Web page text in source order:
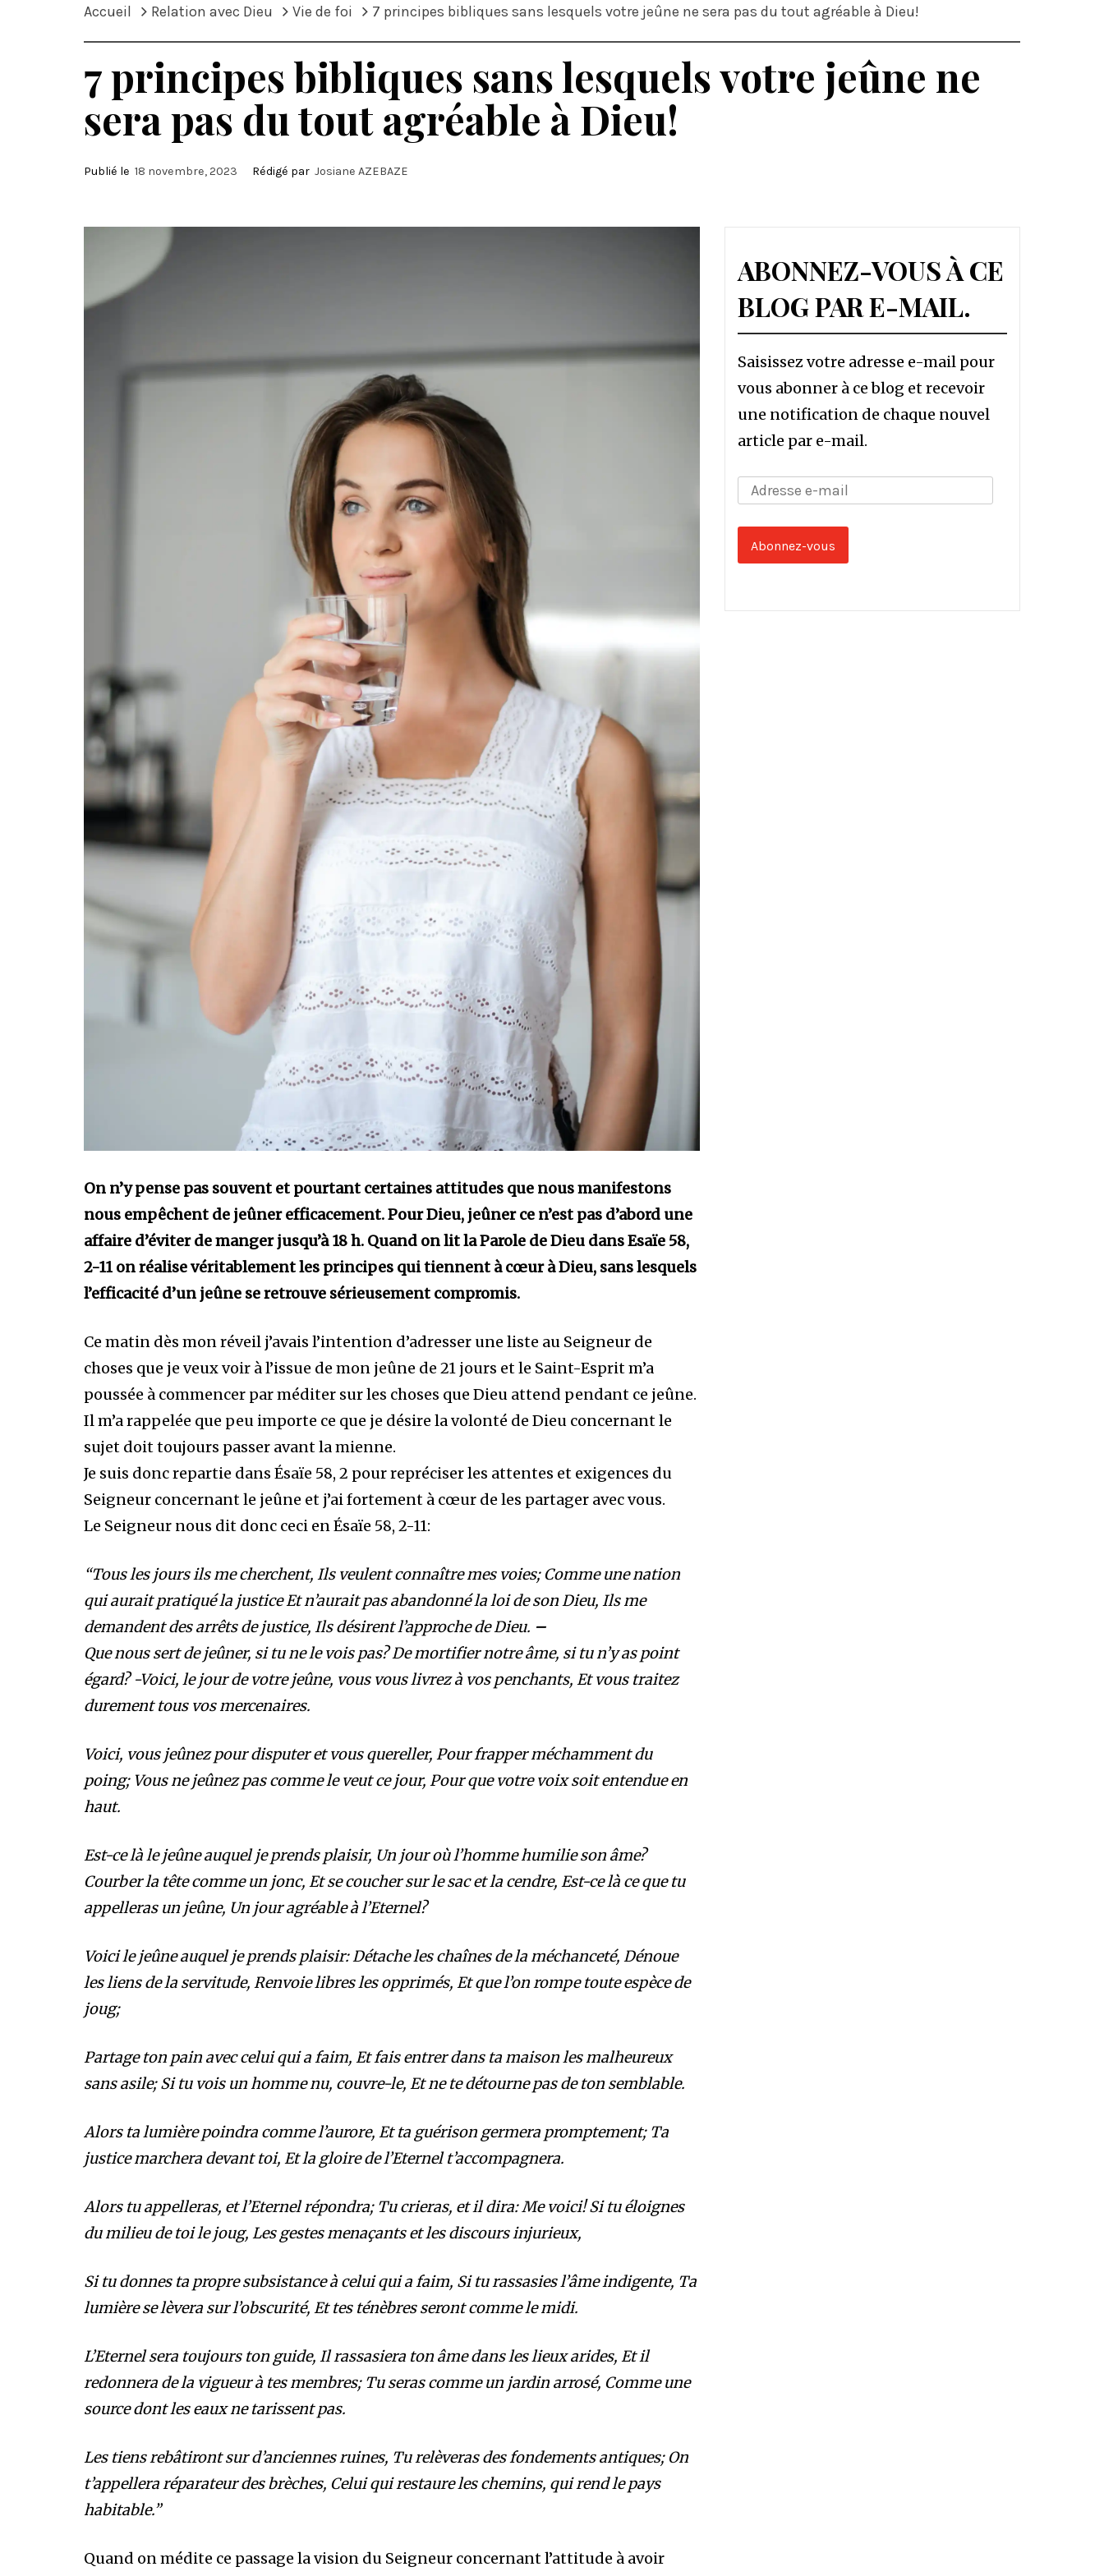
Accueil Relation avec Dieu Vie de foi 7 principes bibliques sans lesquels votre jeûne ne sera pas du tout agréable à Dieu!
7 principes bibliques sans lesquels votre jeûne ne
sera pas du tout agréable à Dieu!
Publié le 18 novembre, 2023 Rédigé par Josiane AZEBAZE
On n’y pense pas souvent et pourtant certaines attitudes que nous manifestons
nous empêchent de jeûner efficacement. Pour Dieu, jeûner ce n’est pas d’abord une
affaire d’éviter de manger jusqu’à 18 h. Quand on lit la Parole de Dieu dans Esaïe 58,
2-11 on réalise véritablement les principes qui tiennent à cœur à Dieu, sans lesquels
l’efficacité d’un jeûne se retrouve sérieusement compromis.
Ce matin dès mon réveil j’avais l’intention d’adresser une liste au Seigneur de
choses que je veux voir à l’issue de mon jeûne de 21 jours et le Saint-Esprit m’a
poussée à commencer par méditer sur les choses que Dieu attend pendant ce jeûne.
Il m’a rappelée que peu importe ce que je désire la volonté de Dieu concernant le
sujet doit toujours passer avant la mienne.
Je suis donc repartie dans Ésaïe 58, 2 pour repréciser les attentes et exigences du
Seigneur concernant le jeûne et j’ai fortement à cœur de les partager avec vous.
Le Seigneur nous dit donc ceci en Ésaïe 58, 2-11:
“Tous les jours ils me cherchent, Ils veulent connaître mes voies; Comme une nation
qui aurait pratiqué la justice Et n’aurait pas abandonné la loi de son Dieu, Ils me
demandent des arrêts de justice, Ils désirent l’approche de Dieu. –
Que nous sert de jeûner, si tu ne le vois pas? De mortifier notre âme, si tu n’y as point
égard? -Voici, le jour de votre jeûne, vous vous livrez à vos penchants, Et vous traitez
durement tous vos mercenaires.
Voici, vous jeûnez pour disputer et vous quereller, Pour frapper méchamment du
poing; Vous ne jeûnez pas comme le veut ce jour, Pour que votre voix soit entendue en
haut.
Est-ce là le jeûne auquel je prends plaisir, Un jour où l’homme humilie son âme?
Courber la tête comme un jonc, Et se coucher sur le sac et la cendre, Est-ce là ce que tu
appelleras un jeûne, Un jour agréable à l’Eternel?
Voici le jeûne auquel je prends plaisir: Détache les chaînes de la méchanceté, Dénoue
les liens de la servitude, Renvoie libres les opprimés, Et que l’on rompe toute espèce de
joug;
Partage ton pain avec celui qui a faim, Et fais entrer dans ta maison les malheureux
sans asile; Si tu vois un homme nu, couvre-le, Et ne te détourne pas de ton semblable.
Alors ta lumière poindra comme l’aurore, Et ta guérison germera promptement; Ta
justice marchera devant toi, Et la gloire de l’Eternel t’accompagnera.
Alors tu appelleras, et l’Eternel répondra; Tu crieras, et il dira: Me voici! Si tu éloignes
du milieu de toi le joug, Les gestes menaçants et les discours injurieux,
Si tu donnes ta propre subsistance à celui qui a faim, Si tu rassasies l’âme indigente, Ta
lumière se lèvera sur l’obscurité, Et tes ténèbres seront comme le midi.
L’Eternel sera toujours ton guide, Il rassasiera ton âme dans les lieux arides, Et il
redonnera de la vigueur à tes membres; Tu seras comme un jardin arrosé, Comme une
source dont les eaux ne tarissent pas.
Les tiens rebâtiront sur d’anciennes ruines, Tu relèveras des fondements antiques; On
t’appellera réparateur des brèches, Celui qui restaure les chemins, qui rend le pays
habitable.”
Quand on médite ce passage la vision du Seigneur concernant l’attitude à avoir
ABONNEZ-VOUS À CE
BLOG PAR E-MAIL.
Saisissez votre adresse e-mail pour
vous abonner à ce blog et recevoir
une notification de chaque nouvel
article par e-mail.
Adresse
mail
Abonnez-vous